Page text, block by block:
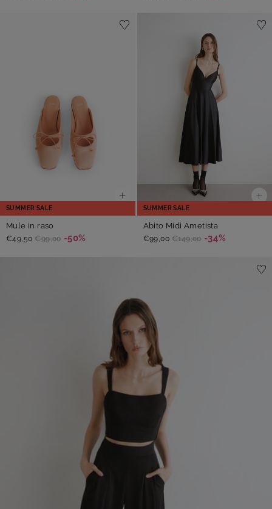
SUMMER SALE
Mule in raso
€49,50 €99,00 -50%
SUMMER SALE
Abito Midi Ametista
€99,00 €149,00 -34%